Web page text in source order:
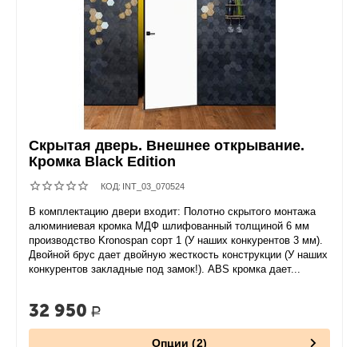
Скрытая дверь. Внешнее открывание.
Кромка Black Edition
КОД: INT_03_070524
В комплектацию двери входит: Полотно скрытого монтажа
алюминиевая кромка МДФ шлифованный толщиной 6 мм
производство Kronospan сорт 1 (У наших конкурентов 3 мм).
Двойной брус дает двойную жесткость конструкции (У наших
конкурентов закладные под замок!). ABS кромка дает...
32 950 Р
Опции (2)